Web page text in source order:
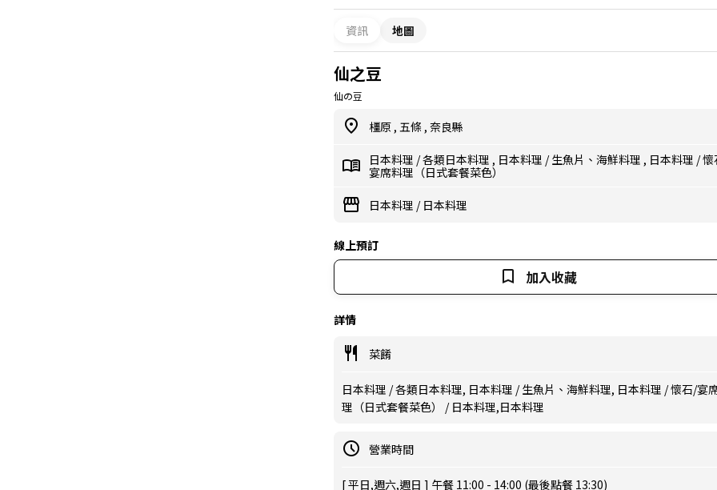
資訊 地圖
仙之豆
仙の豆
橿原 , 五條 , 奈良縣
日本料理 /各類日本料理 , 日本料理 /生魚片、海鮮料理 , 日本料理 /懷
宴席料理（日式套餐菜色）
日本料理 / 日本料理
線上預訂
加入收藏
詳情
菜餚
日本料理 / 各類日本料理, 日本料理 / 生魚片、海鮮料理, 日本料理 / 懷石/宴
理（日式套餐菜色） / 日本料理,日本料理
營業時間
[ 平日,週六,週日 ] 午餐 11:00 - 14:00 (最後點餐 13:30)